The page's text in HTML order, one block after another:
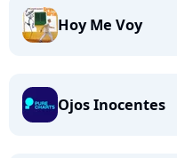
Hoy Me Voy
Ojos Inocentes